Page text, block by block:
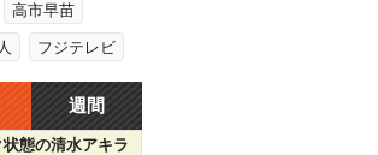
高市早苗
フジテレビ
週間
態の清水アキラ